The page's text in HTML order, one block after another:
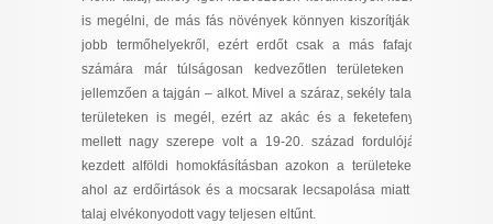
is megélni, de más fás növények könnyen kiszorítják a
jobb termőhelyekről, ezért erdőt csak a más fafajok
számára már túlságosan kedvezőtlen területeken –
jellemzően a tajgán – alkot. Mivel a száraz, sekély talajú
területeken is megél, ezért az akác és a feketefenyő
mellett nagy szerepe volt a 19-20. század fordulóján
kezdett alföldi homokfásításban azokon a területeken,
ahol az erdőirtások és a mocsarak lecsapolása miatt a
talaj elvékonyodott vagy teljesen eltűnt.